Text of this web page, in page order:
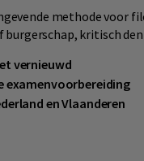
methode voor
burgerschap, kritisch
vernieuwd
examenvoorbereiding
en Vlaanderen